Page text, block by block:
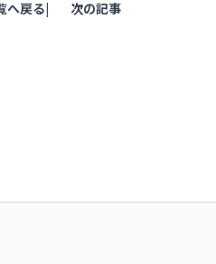
へ戻る 次の記事